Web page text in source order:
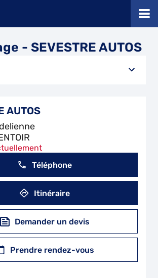
- SEVESTRE AUTOS
AUTOS
Téléphone
Itinéraire
Demander un devis
Prendre rendez-vous